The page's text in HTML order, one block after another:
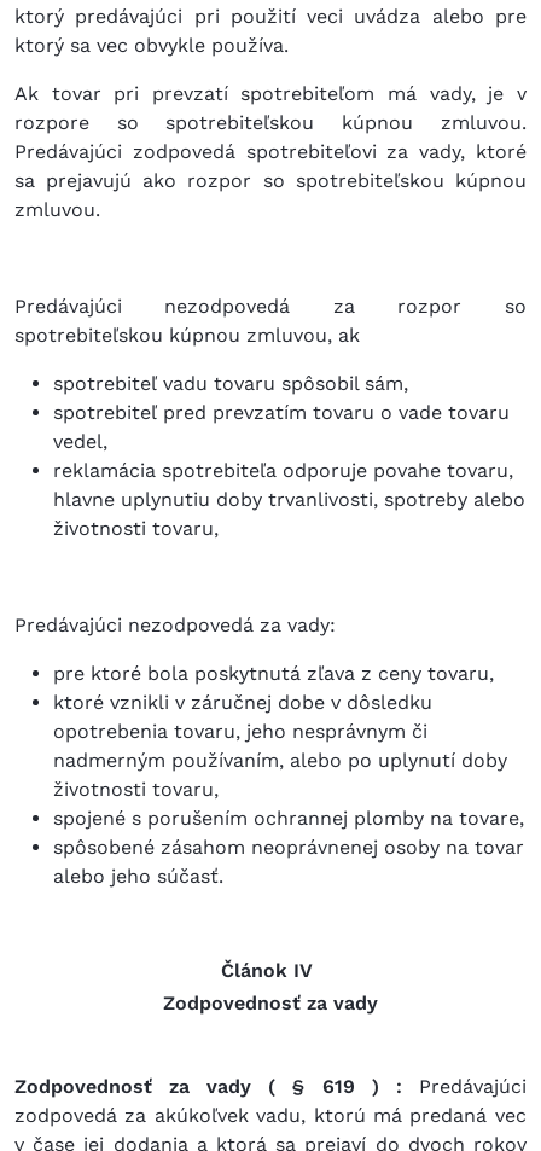
ktorý predávajúci pri použití veci uvádza alebo pre
ktorý sa vec obvykle používa.
Ak tovar pri prevzatí spotrebiteľom má vady, je v
rozpore so spotrebiteľskou kúpnou zmluvou.
Predávajúci zodpovedá spotrebiteľovi za vady, ktoré
sa prejavujú ako rozpor so spotrebiteľskou kúpnou
zmluvou.
Predávajúci nezodpovedá za rozpor so
spotrebiteľskou kúpnou zmluvou, ak
spotrebiteľ vadu tovaru spôsobil sám,
spotrebiteľ pred prevzatím tovaru o vade tovaru
vedel,
reklamácia spotrebiteľa odporuje povahe tovaru,
hlavne uplynutiu doby trvanlivosti, spotreby alebo
životnosti tovaru,
Predávajúci nezodpovedá za vady:
pre ktoré bola poskytnutá zľava z ceny tovaru,
ktoré vznikli v záručnej dobe v dôsledku
opotrebenia tovaru, jeho nesprávnym či
nadmerným používaním, alebo po uplynutí doby
životnosti tovaru,
spojené s porušením ochrannej plomby na tovare,
spôsobené zásahom neoprávnenej osoby na tovar
alebo jeho súčasť.
Článok IV
Zodpovednosť za vady
Zodpovednosť za vady ( § 619 ) : Predávajúci
zodpovedá za akúkoľvek vadu, ktorú má predaná vec
v čase jej dodania a ktorá sa prejaví do dvoch rokov